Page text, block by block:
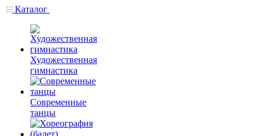
Каталог
Художественная
гимнастика
Современные
танцы